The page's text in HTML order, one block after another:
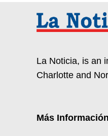
La Noticia, is an
Charlotte and
Más Información